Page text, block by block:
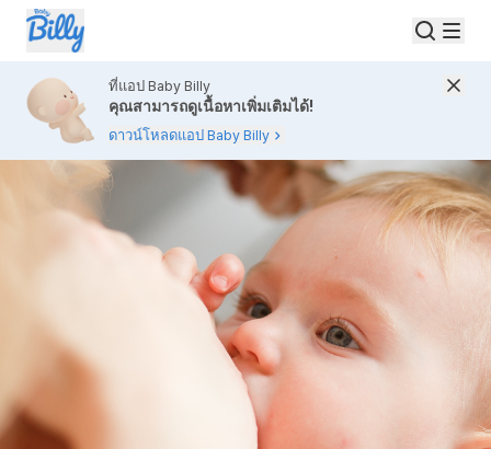
ที่แอป Baby Billy
คุณสามารถดูเนื้อหาเพิ่มเติมได้!
ดาวน์โหลดแอป Baby Billy